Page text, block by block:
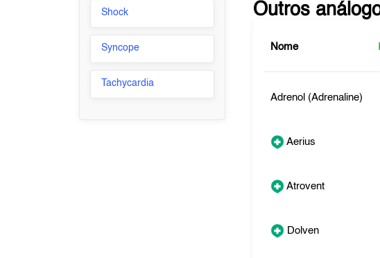
Shock
Syncope
Tachycardia
Outros
Nome
Adrenol (Adrenaline)
Aerius
Atrovent
Dolven